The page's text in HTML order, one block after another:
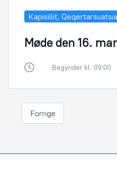
Kapisillit,
Møde den 16.
Begynder kl. 09:00
Forrige